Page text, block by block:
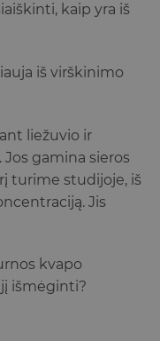
kaip yra iš
iš virškinimo
liežuvio ir
gamina sieros
turime studijoje, iš
Jis
kvapo
išmėginti?